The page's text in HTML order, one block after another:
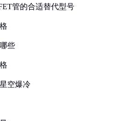
管的合适替代型号
些
空爆冷